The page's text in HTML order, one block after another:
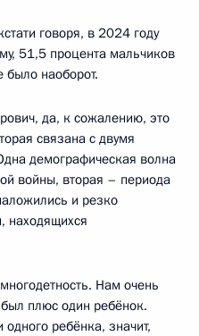
говоря, в 2024 году
51,5 процента мальчиков
наоборот.
да, к сожалению, это
связана с двумя
демографическая волна
войны, вторая – периода
и резко
находящихся
Нам очень
плюс один ребёнок.
ребёнка, значит,